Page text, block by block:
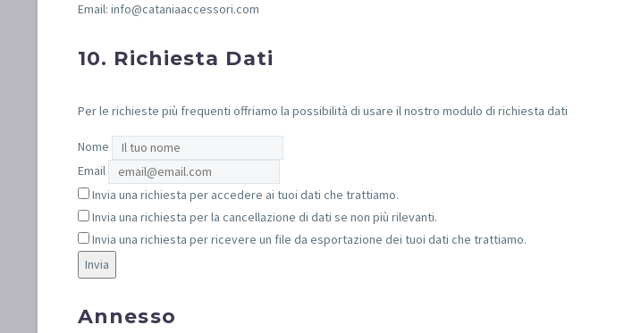
Email: info@cataniaaccessori.com
10. Richiesta Dati
Per le richieste più frequenti offriamo la possibilità di usare il nostro modulo di richiesta dati
Nome
Email
Invia una richiesta per accedere ai tuoi dati che trattiamo.
Invia una richiesta per la cancellazione di dati se non più rilevanti.
Invia una richiesta per ricevere un file da esportazione dei tuoi dati che trattiamo.
Annesso